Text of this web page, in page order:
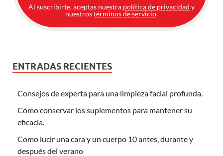
Al suscribirte, aceptas nuestra política de privacidad y
nuestrostérminos de servicio.
ENTRADAS RECIENTES
Consejos de experta para una limpieza facial profunda.
Cómo conservar los suplementos para mantener su
eficacia.
Como lucir una cara y un cuerpo 10 antes, durante y
después del verano